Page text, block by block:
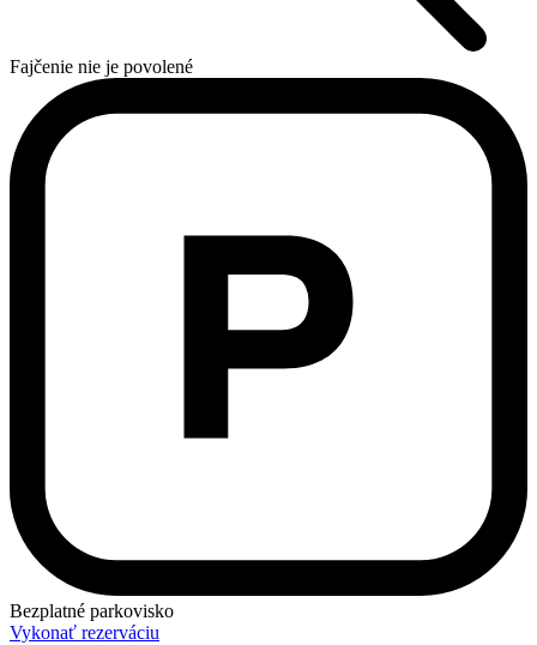
Fajčenie nie je povolené
Bezplatné parkovisko
Vykonať rezerváciu